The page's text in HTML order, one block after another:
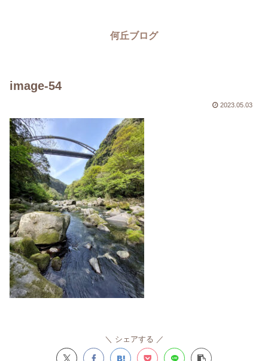
何丘ブログ
image-54
2023.05.03
シェアする